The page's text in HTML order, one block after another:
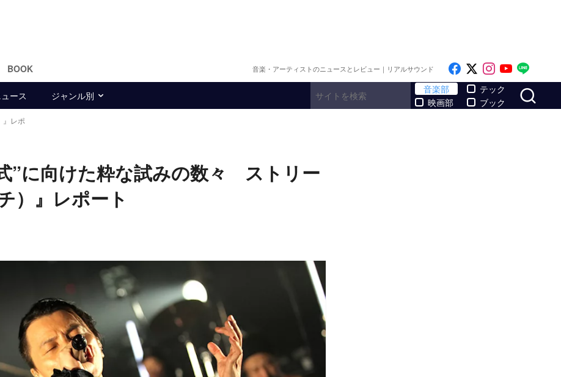
BOOK 音楽・アーティストのニュースとレビュー｜リアルサウンド Like on Facebook
Follow on x
Follow on
Follow
ース ジャンル別
音楽部
映画部
テック
ブック
』レポ
”に向けた粋な試みの数々 ストリー
）』レポート